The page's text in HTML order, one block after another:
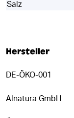
Salz
Hersteller
DE-ÖKO-001
Alnatura GmbH